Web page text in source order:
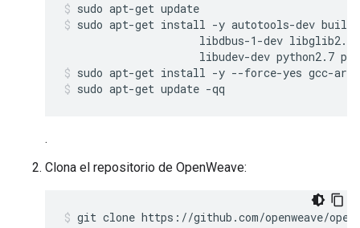
sudo apt-get update
sudo apt-get install -y autotools-dev
libdbus-1-dev
libudev-dev python2.7
sudo apt-get install -y --force-yes gcc-arm-
sudo apt-get update -qq
.
Clona el repositorio de OpenWeave:
git clone https://github.com/openweave/